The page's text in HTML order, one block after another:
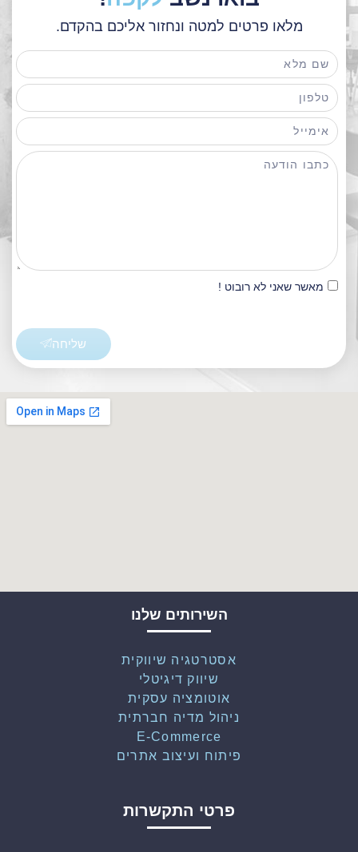
מלאו פרטים למטה ונחזור אליכם בהקדם.
מאשר שאני לא רובוט !
שליחה
השירותים שלנו
אסטרטגיה שיווקית
שיווק דיגיטלי
אוטומציה עסקית
ניהול מדיה חברתית
E-Commerce
פיתוח ועיצוב אתרים
פרטי התקשרות